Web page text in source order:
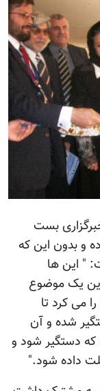
بست
و بدون این که
" این ها
یک موضوع
می کرد تا
شده و آن
که دستگیر شود و
داده شود."